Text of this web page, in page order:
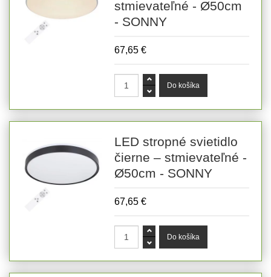
stmievateľné - Ø50cm
- SONNY
67,65 €
LED stropné svietidlo
čierne – stmievateľné -
Ø50cm - SONNY
67,65 €